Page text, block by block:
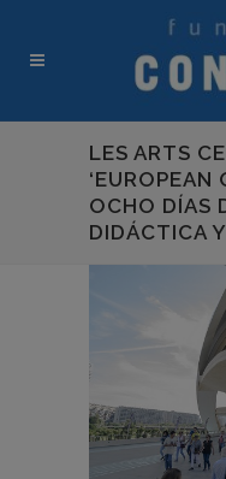
LES ARTS
‘EUROPEAN
OCHO DÍAS
DIDÁCTICA